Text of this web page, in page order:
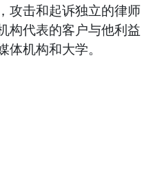
攻击和起诉独立的律师
构代表的客户与他利益
体机构和大学。